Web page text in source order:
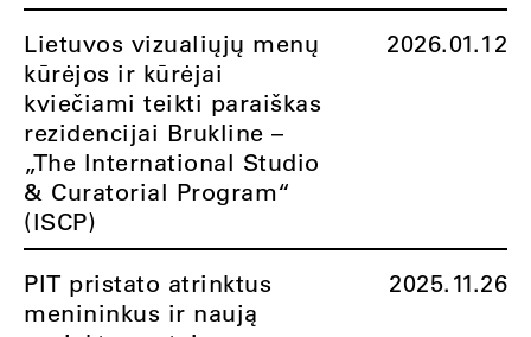
Lietuvos vizualiųjų menų
kūrėjos ir kūrėjai
kviečiami teikti paraiškas
rezidencijai Brukline –
„The International Studio
& Curatorial Program“
(ISCP)
2026.01.12
PIT pristato atrinktus
menininkus ir naują
2025.11.26